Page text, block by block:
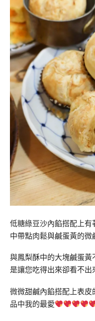
低糖綠豆沙內餡搭配上
中帶點肉鬆與鹹蛋黃的微
與鳳梨酥中的大塊鹹蛋黃
是讓您吃得出來卻看不出
微微甜鹹內餡搭配上表
品中我的最愛